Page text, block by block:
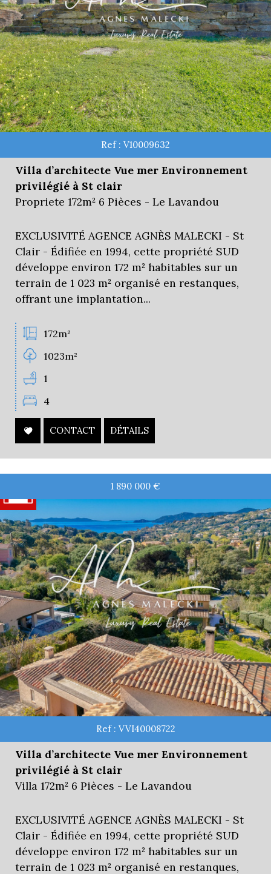
Ref : V10009632
Villa d’architecte Vue mer Environnement
privilégié à St clair
Propriete 172m² 6 Pièces - Le Lavandou
EXCLUSIVITÉ AGENCE AGNÈS MALECKI - St
Clair - Édifiée en 1994, cette propriété SUD
développe environ 172 m² habitables sur un
terrain de 1 023 m² organisé en restanques,
offrant une implantation...
172m²
1023m²
1
4
CONTACT DÉTAILS
1 890 000 €
Ref : VVI40008722
Villa d’architecte Vue mer Environnement
privilégié à St clair
Villa 172m² 6 Pièces - Le Lavandou
EXCLUSIVITÉ AGENCE AGNÈS MALECKI - St
Clair - Édifiée en 1994, cette propriété SUD
développe environ 172 m² habitables sur un
terrain de 1 023 m² organisé en restanques,